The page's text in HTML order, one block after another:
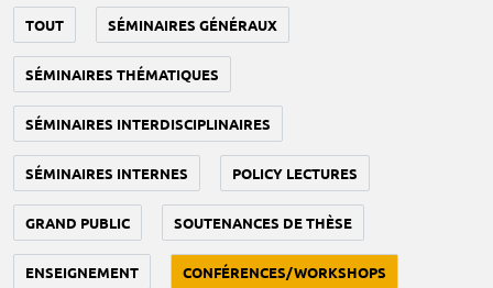
TOUT SÉMINAIRES GÉNÉRAUX
SÉMINAIRES THÉMATIQUES
SÉMINAIRES INTERDISCIPLINAIRES
SÉMINAIRES INTERNES POLICY LECTURES
GRAND PUBLIC SOUTENANCES DE THÈSE
ENSEIGNEMENT CONFÉRENCES/WORKSHOPS